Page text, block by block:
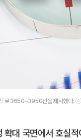
드로 3650~3950선을 제시했다.
대 국면에서 호실